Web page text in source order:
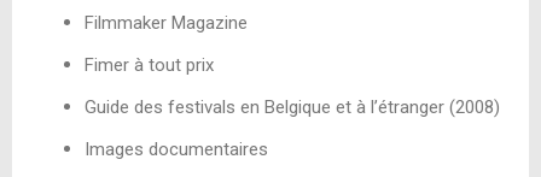
Filmmaker Magazine
Fimer à tout prix
Guide des festivals en Belgique et à l’étranger (2008)
Images documentaires